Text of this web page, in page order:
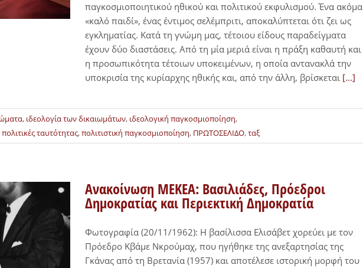
παγκοσμιοποιητικού ηθικού και πολιτικού εκφυλισμού. Ένα ακόμα
«καλό παιδί», ένας έντιμος σελέμπριτι, αποκαλύπτεται ότι ζει ως
εγκληματίας. Κατά τη γνώμη μας, τέτοιου είδους παραδείγματα
έχουν δύο διαστάσεις. Από τη μία μεριά είναι η πράξη καθαυτή και
η προσωπικότητα τέτοιων υποκειμένων, η οποία αντανακλά την
υποκρισία της κυρίαρχης ηθικής και, από την άλλη, βρίσκεται [...]
, ιδεολογία των δικαιωμάτων, ιδεολογική παγκοσμιοποίηση,
πολιτικές ταυτότητας,πολιτιστική παγκοσμιοποίηση, ΠΡΩΤΟΣΕΛΙΔΟ,ταξ
Ανακοίνωση ΜΕΚΕΑ: Βασιλιάδες, Πρόεδροι
Δημοκρατίας και Περιεκτική Δημοκρατία
Φωτογραφία (20/11/1962): Η βασίλισσα Ελισάβετ χορεύει με τον
Πρόεδρο Κβάμε Νκρούμαχ, που ηγήθηκε της ανεξαρτησίας της
Γκάνας από τη Βρετανία (1957) και αποτέλεσε ιστορική μορφή του